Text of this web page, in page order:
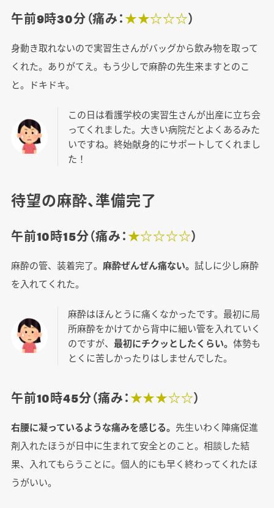
午前9時30分（痛み：★★☆☆☆）
身動き取れないので実習生さんがバッグから飲み物を取って
くれた。ありがてえ。もう少しで麻酔の先生来ますとのこ
と。ドキドキ。
この日は看護学校の実習生さんが出産に立ち会
ってくれました。大きい病院だとよくあるみた
いですね。終始献身的にサポートしてくれまし
た！
待望の麻酔、準備完了
午前10時15分（痛み：★☆☆☆☆）
麻酔の管、装着完了。 麻酔ぜんぜん痛ない。 試しに少し麻酔
を入れてくれた。
麻酔はほんとうに痛くなかったです。最初に局
所麻酔をかけてから背中に細い管を入れていく
のですが、 最初にチクッとしたくらい。 体勢も
とくに苦しかったりはしませんでした。
午前10時45分（痛み：★★★☆☆）
右腰に凝っているような痛みを感じる。 先生いわく陣痛促進
剤入れたほうが日中に生まれて安全とのこと。相談した結
果、入れてもらうことに。個人的にも早く終わってくれたほ
うがいい。